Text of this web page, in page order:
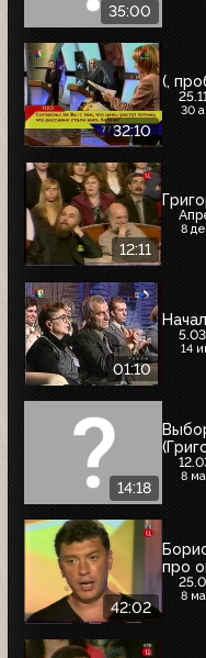
35:00
32:10
(,
30
12:11
8
01:10
14
14:18
8
42:02
про
8